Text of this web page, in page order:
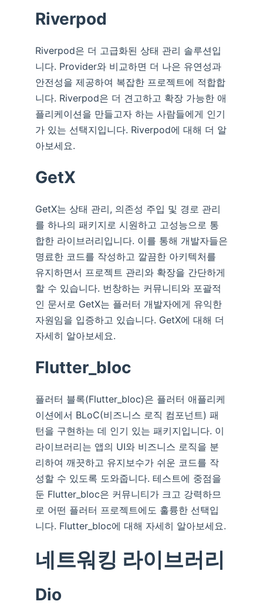
Riverpod
Riverpod은 더 고급화된 상태 관리 솔루션입
니다. Provider와 비교하면 더 나은 유연성과
안전성을 제공하여 복잡한 프로젝트에 적합합
니다. Riverpod은 더 견고하고 확장 가능한 애
플리케이션을 만들고자 하는 사람들에게 인기
가 있는 선택지입니다. Riverpod에 대해 더 알
아보세요.
GetX
GetX는 상태 관리, 의존성 주입 및 경로 관리
를 하나의 패키지로 시원하고 고성능으로 통
합한 라이브러리입니다. 이를 통해 개발자들은
명료한 코드를 작성하고 깔끔한 아키텍처를
유지하면서 프로젝트 관리와 확장을 간단하게
할 수 있습니다. 번창하는 커뮤니티와 포괄적
인 문서로 GetX는 플러터 개발자에게 유익한
자원임을 입증하고 있습니다. GetX에 대해 더
자세히 알아보세요.
Flutter_bloc
플러터 블록(Flutter_bloc)은 플러터 애플리케
이션에서 BLoC(비즈니스 로직 컴포넌트) 패
턴을 구현하는 데 인기 있는 패키지입니다. 이
라이브러리는 앱의 UI와 비즈니스 로직을 분
리하여 깨끗하고 유지보수가 쉬운 코드를 작
성할 수 있도록 도와줍니다. 테스트에 중점을
둔 Flutter_bloc은 커뮤니티가 크고 강력하므
로 어떤 플러터 프로젝트에도 훌륭한 선택입
니다. Flutter_bloc에 대해 자세히 알아보세요.
네트워킹 라이브러리
Dio